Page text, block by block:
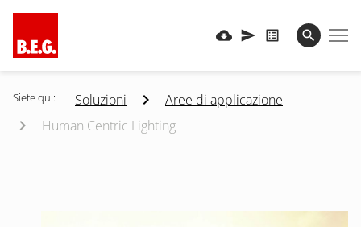
Siete qui: Soluzioni
Aree di applicazione
Human Centric Lighting